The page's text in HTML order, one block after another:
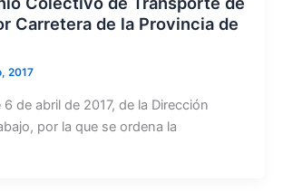
Carretera de la Provincia de
2017
de abril de 2017, de la Dirección
por la que se ordena la